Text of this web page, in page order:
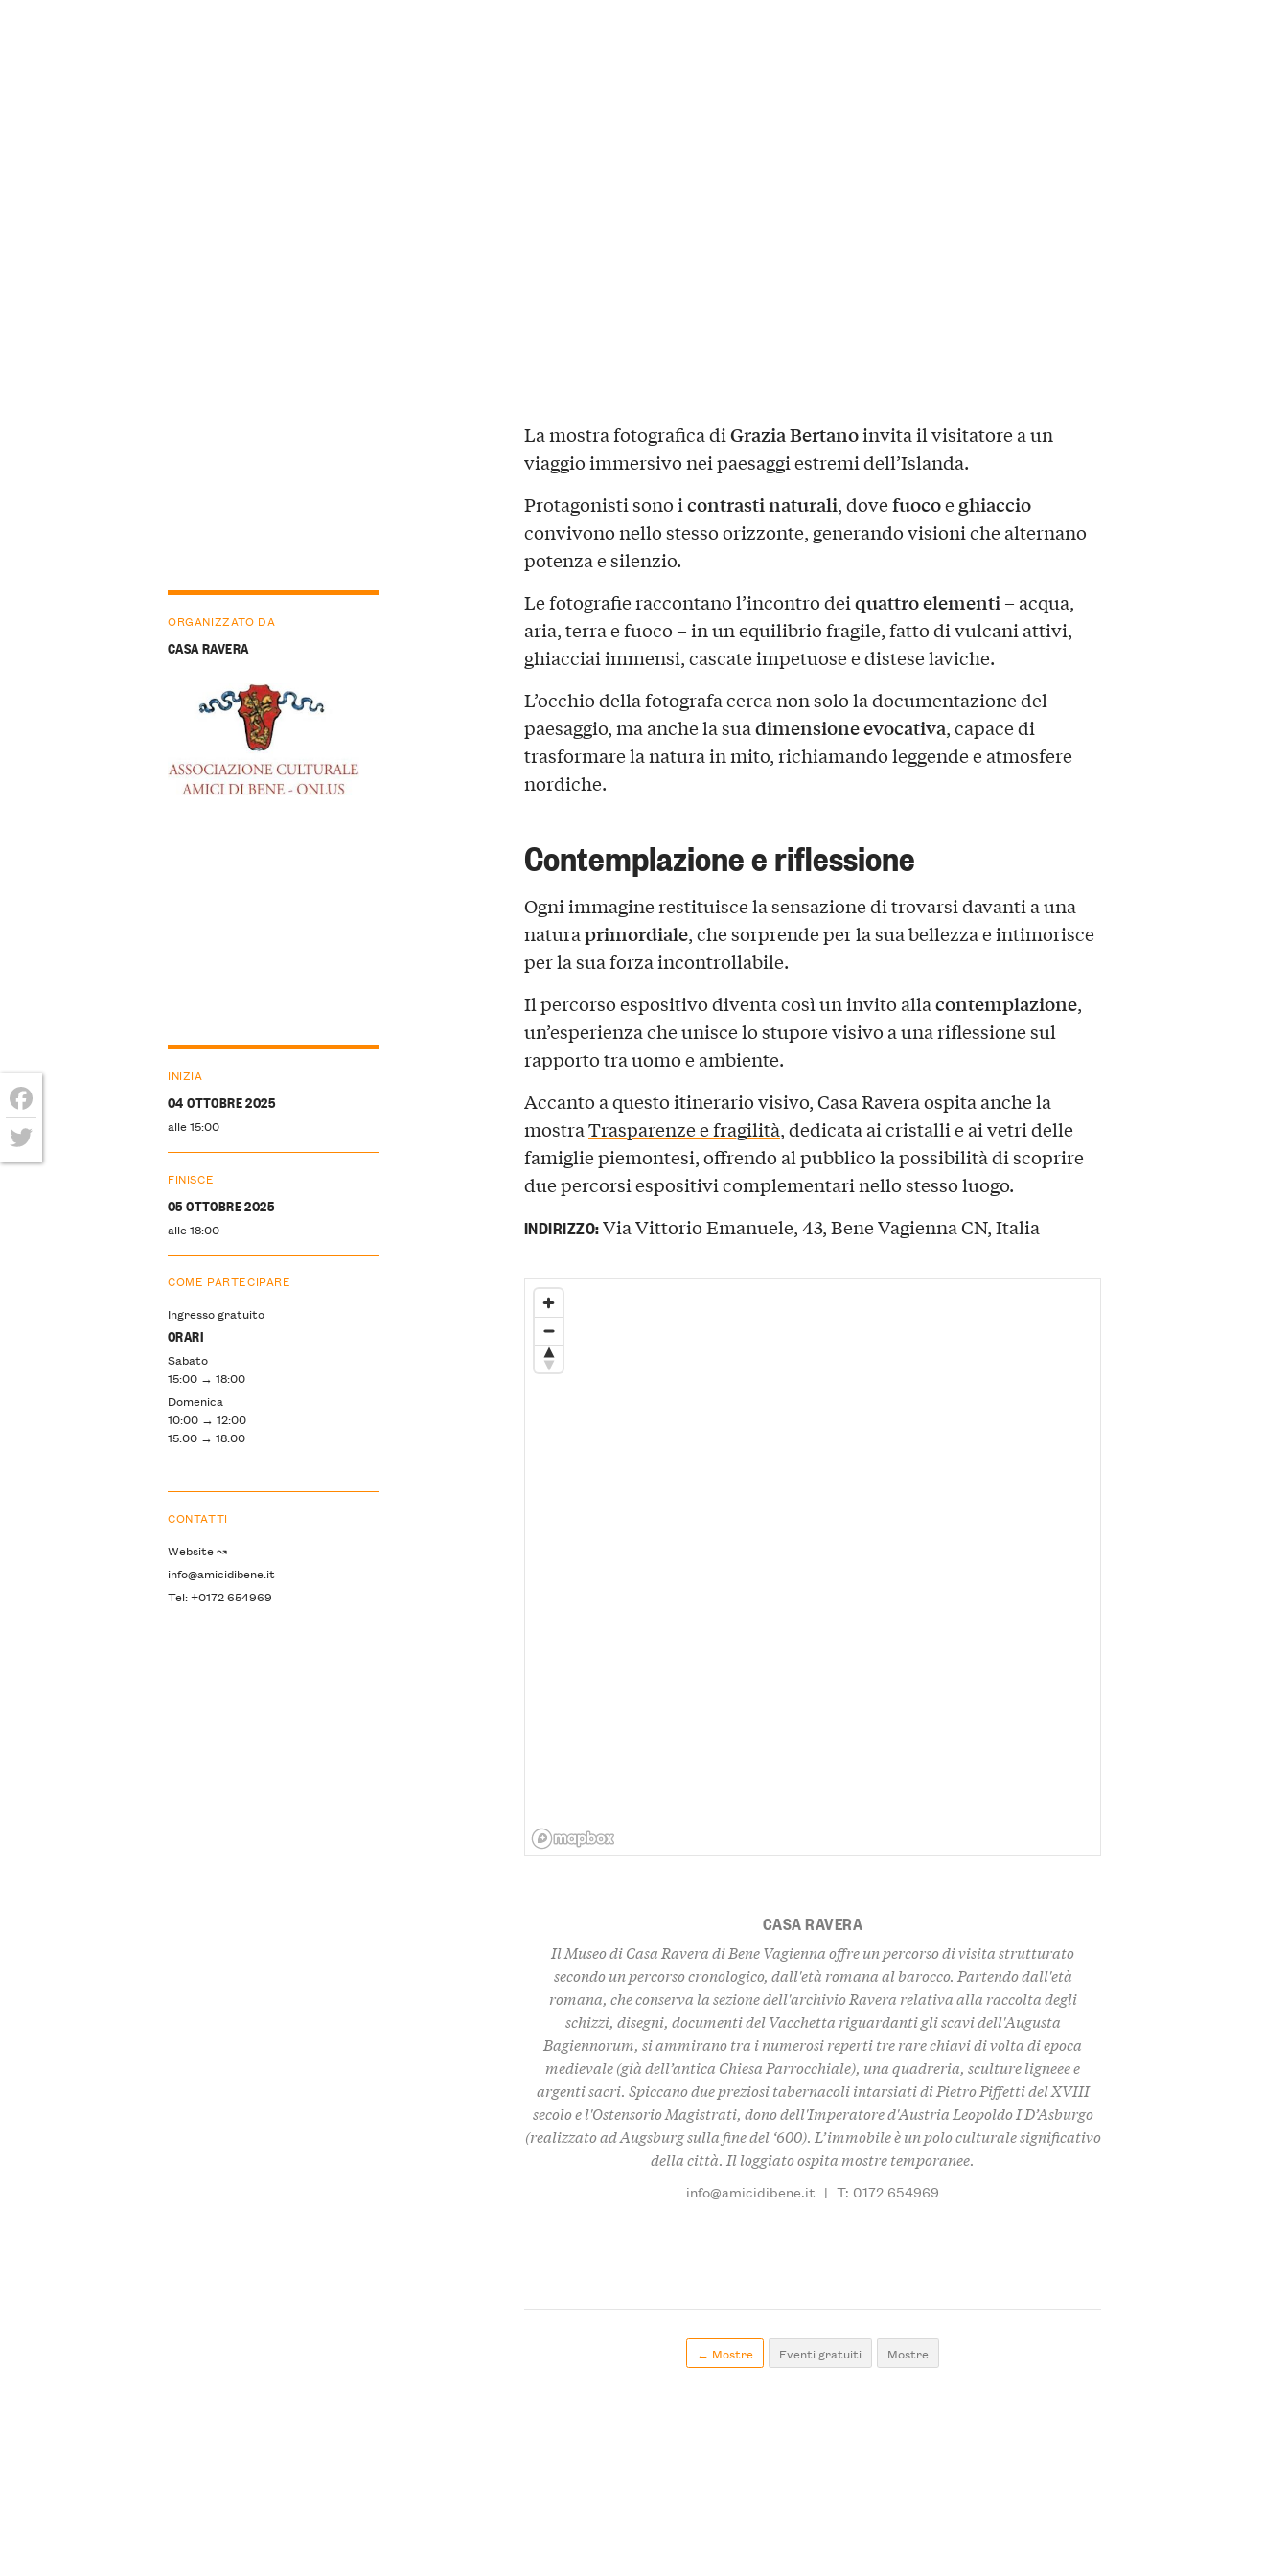
La mostra fotografica diGrazia Bertanoinvita il visitatore a un
viaggio immersivo nei paesaggi estremi dell’Islanda.
Protagonisti sono icontrasti naturali, dovefuocoeghiaccio
convivono nello stesso orizzonte, generando visioni che alternano
potenza e silenzio.
Le fotografie raccontano l’incontro deiquattro elementi– acqua,
aria, terra e fuoco – in un equilibrio fragile, fatto di vulcani attivi,
ghiacciai immensi, cascate impetuose e distese laviche.
L’occhio della fotografa cerca non solo la documentazione del
paesaggio, ma anche la suadimensione evocativa, capace di
trasformare la natura in mito, richiamando leggende e atmosfere
nordiche.
Contemplazione e riflessione
Ogni immagine restituisce la sensazione di trovarsi davanti a una
naturaprimordiale, che sorprende per la sua bellezza e intimorisce
per la sua forza incontrollabile.
Il percorso espositivo diventa così un invito allacontemplazione,
un’esperienza che unisce lo stupore visivo a una riflessione sul
rapporto tra uomo e ambiente.
Accanto a questo itinerario visivo, Casa Ravera ospita anche la
mostraTrasparenze e fragilità, dedicata ai cristalli e ai vetri delle
famiglie piemontesi, offrendo al pubblico la possibilità di scoprire
due percorsi espositivi complementari nello stesso luogo.
ORGANIZZATO DA
CASA RAVERA
INIZIA
04 OTTOBRE 2025
alle 15:00
FINISCE
05 OTTOBRE 2025
alle 18:00
COME PARTECIPARE
Ingresso gratuito
ORARI
Sabato
15:00 → 18:00
Domenica
10:00 → 12:00
15:00 → 18:00
CONTATTI
Website ↝
info@amicidibene.it
Tel: +0172 654969
INDIRIZZO:Via Vittorio Emanuele, 43, Bene Vagienna CN, Italia
CASA RAVERA
Il Museo di Casa Ravera di Bene Vagienna offre un percorso di visita strutturato
secondo un percorso cronologico, dall'età romana al barocco. Partendo dall'età
romana, che conserva la sezione dell'archivio Ravera relativa alla raccolta degli
schizzi, disegni, documenti del Vacchetta riguardanti gli scavi dell'Augusta
Bagiennorum, si ammirano tra i numerosi reperti tre rare chiavi di volta di epoca
medievale (già dell’antica Chiesa Parrocchiale), una quadreria, sculture ligneee e
argenti sacri. Spiccano due preziosi tabernacoli intarsiati di Pietro Piffetti del XVIII
secolo e l'Ostensorio Magistrati, dono dell'Imperatore d'Austria Leopoldo I D’Asburgo
(realizzato ad Augsburg sulla fine del ‘600). L’immobile è un polo culturale significativo
della città. Il loggiato ospita mostre temporanee.
info@amicidibene.it | T: 0172 654969
← Mostre Eventi gratuiti Mostre
Facebook
Twitter